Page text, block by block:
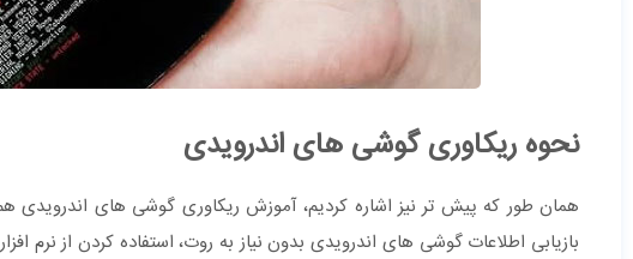
نحوه ریکاوری گوشی های اندرویدی
همان طور که پیش تر نیز اشاره کردیم، آموزش ریکاوری گوشی های
بازیابی اطلاعات گوشی های اندرویدی بدون نیاز به روت، استفاده کردن از